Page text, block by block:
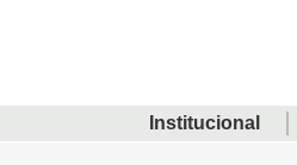
Institucional